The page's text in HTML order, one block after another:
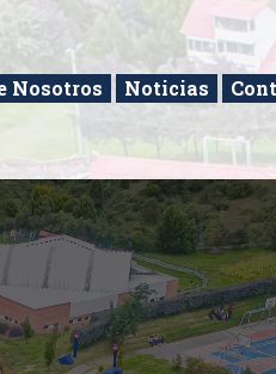
Nosotros Noticias